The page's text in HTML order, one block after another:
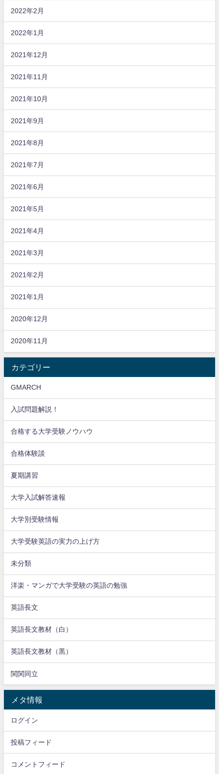
2022年2月
2022年1月
2021年12月
2021年11月
2021年10月
2021年9月
2021年8月
2021年7月
2021年6月
2021年5月
2021年4月
2021年3月
2021年2月
2021年1月
2020年12月
2020年11月
カテゴリー
GMARCH
入試問題解説！
合格する大学受験ノウハウ
合格体験談
夏期講習
大学入試解答速報
大学別受験情報
大学受験英語の実力の上げ方
未分類
洋楽・マンガで大学受験の英語の勉強
英語長文
英語長文教材（白）
英語長文教材（黒）
関関同立
メタ情報
ログイン
投稿フィード
コメントフィード